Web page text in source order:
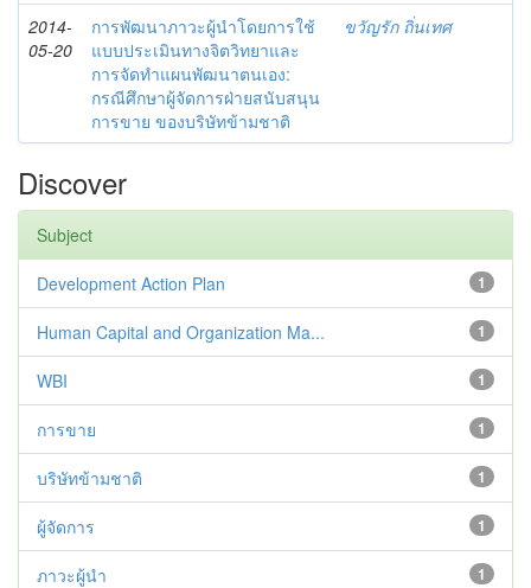
2014-
05-20
การพัฒนาภาวะผู้นำโดยการใช้
แบบประเมินทางจิตวิทยาและ
การจัดทำแผนพัฒนาตนเอง:
กรณีศึกษาผู้จัดการฝ่ายสนับสนุน
การขาย ของบริษัทข้ามชาติ
ขวัญรัก ถิ่นเทศ
Discover
Subject
1
Development Action Plan
1
Human Capital and Organization Ma...
1
WBI
1
การขาย
1
บริษัทข้ามชาติ
1
ผู้จัดการ
1
ภาวะผู้นำ